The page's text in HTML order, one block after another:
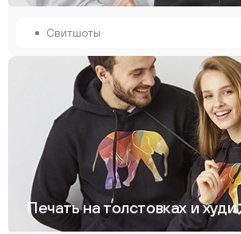
Свитшоты
Печать на толстовках и худи